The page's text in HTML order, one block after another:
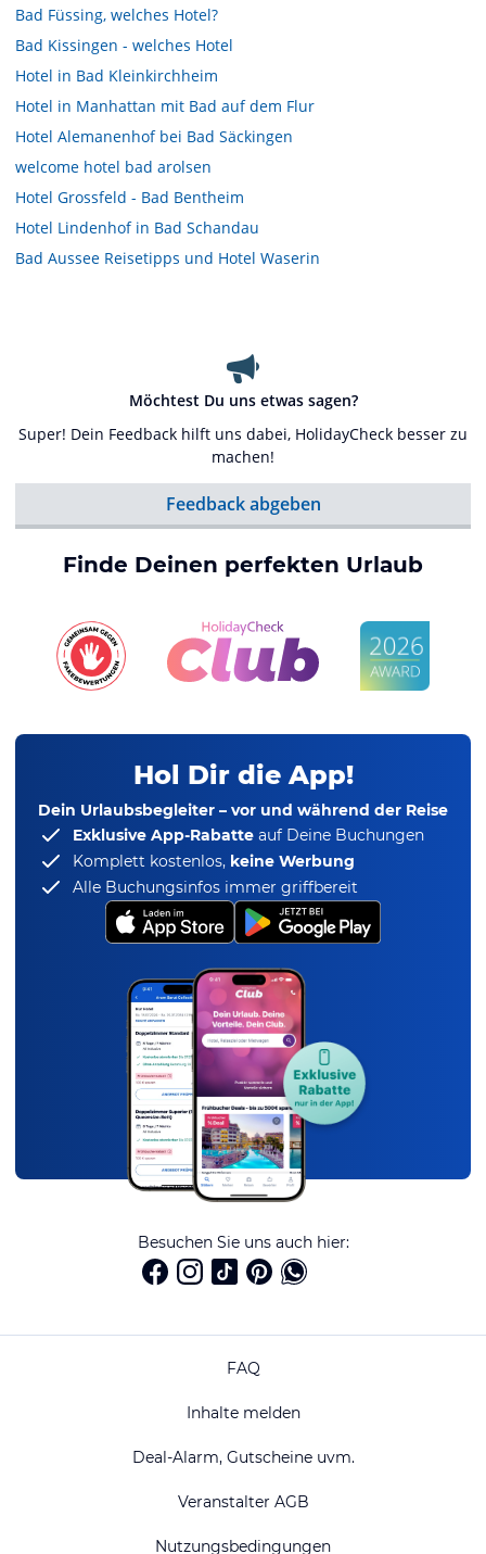
Bad Füssing, welches Hotel?
Bad Kissingen - welches Hotel
Hotel in Bad Kleinkirchheim
Hotel in Manhattan mit Bad auf dem Flur
Hotel Alemanenhof bei Bad Säckingen
welcome hotel bad arolsen
Hotel Grossfeld - Bad Bentheim
Hotel Lindenhof in Bad Schandau
Bad Aussee Reisetipps und Hotel Waserin
Möchtest Du uns etwas sagen?
Super! Dein Feedback hilft uns dabei, HolidayCheck besser zu
machen!
Feedback abgeben
Finde Deinen perfekten Urlaub
Hol Dir die App!
Dein Urlaubsbegleiter – vor und während der Reise
Exklusive App-Rabatte auf Deine Buchungen
Komplett kostenlos, keine Werbung
Alle Buchungsinfos immer griffbereit
Besuchen Sie uns auch hier:
FAQ
Inhalte melden
Deal-Alarm, Gutscheine uvm.
Veranstalter AGB
Nutzungsbedingungen